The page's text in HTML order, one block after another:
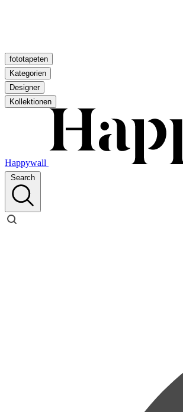
fototapeten
Kategorien
Designer
Kollektionen
Happywall
Search